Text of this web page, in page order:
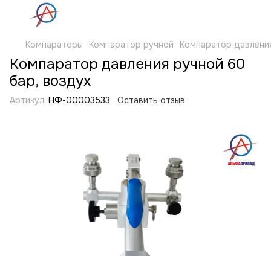
Компараторы Компаратор ручной Компаратор
Компаратор давления ручной 60
бар, воздух
Артикул: НФ-00003533 Оставить отзыв